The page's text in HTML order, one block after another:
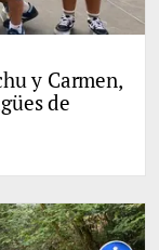
y Carmen,
de